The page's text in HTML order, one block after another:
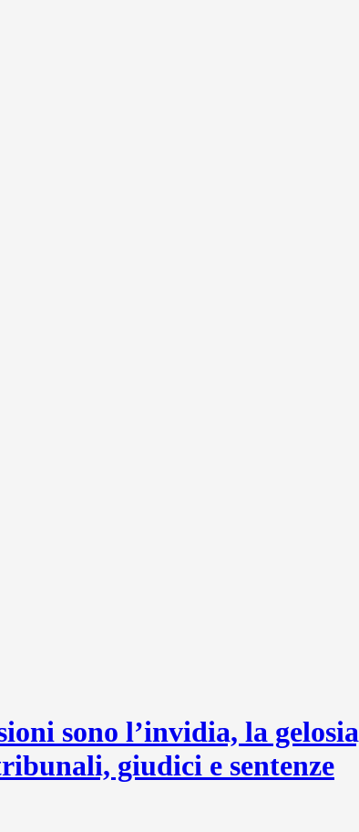
sono l’invidia, la
giudici e sentenze